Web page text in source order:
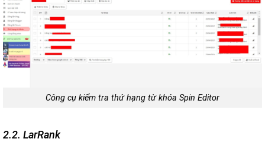
Công cụ kiểm tra thứ hạng từ khóa Spin Editor
2.2. LarRank